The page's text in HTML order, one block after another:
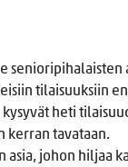
senioripihalaisten
tilaisuuksiin
heti
kerran tavataan.
asia, johon hiljaa